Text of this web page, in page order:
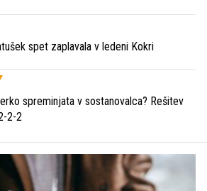
spet zaplavala v ledeni Kokri
spreminjata v sostanovalca? Rešitev
2-2